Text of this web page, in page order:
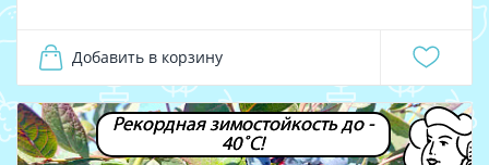
Добавить в корзину
Рекордная зимостойкость до -
40˚С!